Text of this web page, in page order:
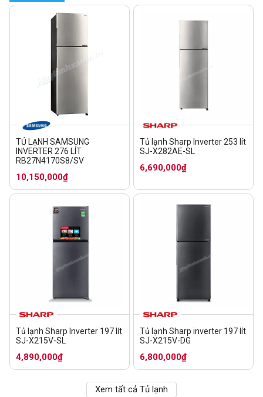
TỦ LẠNH SAMSUNG
INVERTER 276 LÍT
RB27N4170S8/SV
10,150,000₫
Tủ lạnh Sharp Inverter 253 lít
SJ-X282AE-SL
6,690,000₫
Tủ lạnh Sharp Inverter 197 lít
SJ-X215V-SL
4,890,000₫
Tủ lạnh Sharp inverter 197 lít
SJ-X215V-DG
6,800,000₫
Xem tất cả Tủ lạnh